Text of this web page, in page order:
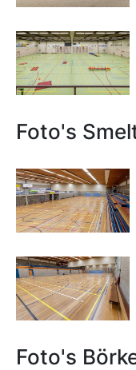
Foto's
Foto's